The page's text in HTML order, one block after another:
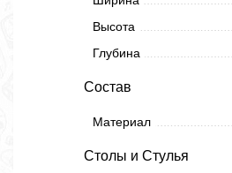
Высота
Глубина
Состав
Материал
Столы и Стулья